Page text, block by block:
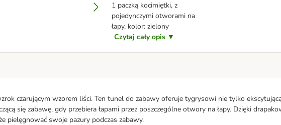
1 paczką kocimiętki, z
pojedynczymi otworami na
łapy, kolor: zielony
Czytaj cały opis ▼
czarującym wzorem liści. Ten tunel do zabawy oferuje tygrysowi nie tylko
się zabawę, gdy przebiera łapami przez poszczególne otwory na łapy. Dzięki
pielęgnować swoje pazury podczas zabawy.